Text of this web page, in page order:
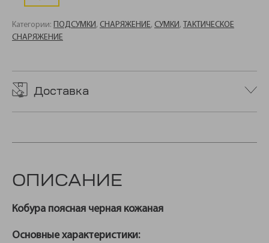
Категории: ПОДСУМКИ, СНАРЯЖЕНИЕ, СУМКИ, ТАКТИЧЕСКОЕ
СНАРЯЖЕНИЕ
Доставка
ОПИСАНИЕ
Кобура поясная черная кожаная
Основные характеристики: